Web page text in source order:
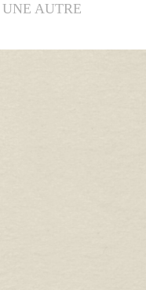
AUTRE